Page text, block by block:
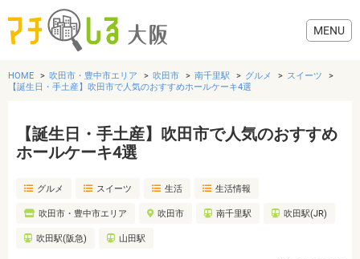
グルメ
歯医者・病院
美容・健康
HOME 吹田市・豊中市エリア 吹田市 南千里駅 グルメ
スイーツ
【誕生日・手土産】吹田市で人気のおすすめホールケーキ4選
【誕生日・手土産】吹田市で人気のおすすめ
ホールケーキ4選
グルメ スイーツ 生活 生活情報
吹田市・豊中市エリア 吹田市 南千里駅 吹田駅(JR)
吹田駅(阪急) 山田駅